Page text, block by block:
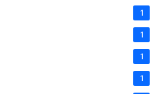
1
1
1
1